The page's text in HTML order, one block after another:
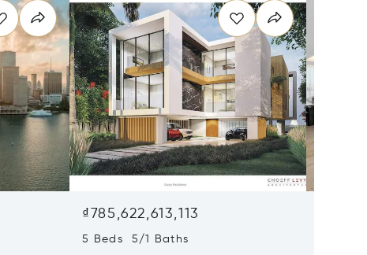
₫785,622,613,113
5 Beds 5/1 Baths